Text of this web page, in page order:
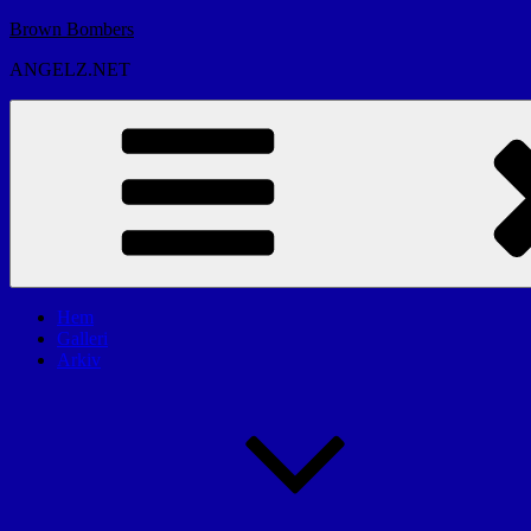
Hoppa
innehåll
Brown Bombers
ANGELZ.NET
Hem
Galleri
Arkiv